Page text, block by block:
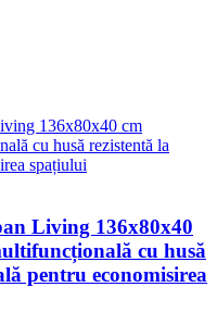
Living 136x80x40
cu husă
pentru economisirea